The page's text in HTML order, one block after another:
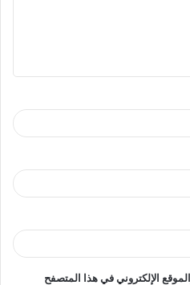
الإلكتروني في هذا المتصفح